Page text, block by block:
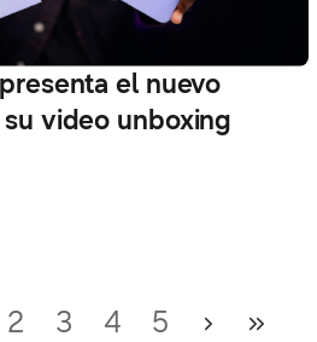
el nuevo
video unboxing
2 3 4 5